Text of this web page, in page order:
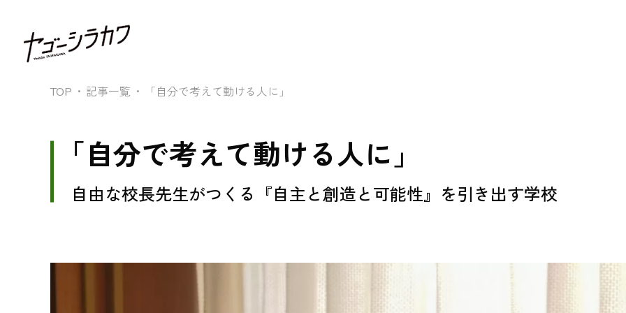
TOP 記事一覧 「自分で考えて動ける人に」
「自分で考えて動ける人に」
自由な校長先生がつくる『自主と創造と可能性』を引き出す学校